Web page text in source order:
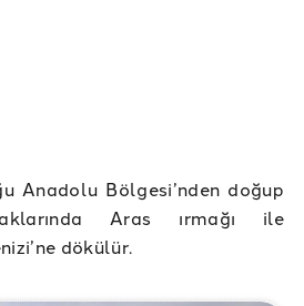
Anadolu Bölgesi’nden doğup
Aras ırmağı ile
dökülür.